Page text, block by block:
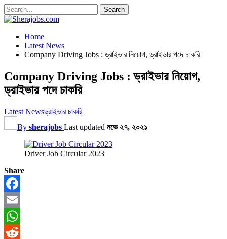
Home
Latest News
Company Driving Jobs : ড্রাইভার নিয়োগ, ড্রাইভার পদে চাকরি
Company Driving Jobs : ড্রাইভার নিয়োগ,
ড্রাইভার পদে চাকরি
Latest Newsড্রাইভার চাকরি
By sherajobs Last updated নভে ২৭, ২০২১
Driver Job Circular 2023
Share
Facebook
Email
WhatsApp